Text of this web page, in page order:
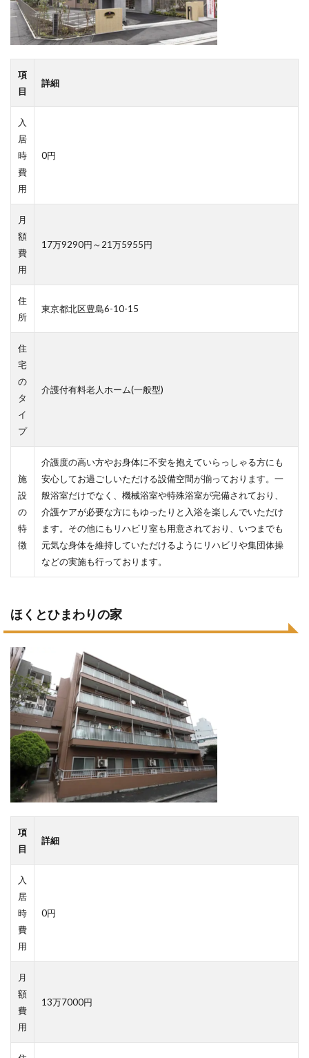
項
目
詳細
入
居
時
費
用
0円
月
額
費
用
17万9290円～21万5955円
住
所
東京都北区豊島6-10-15
住
宅
の
タ
イ
プ
介護付有料老人ホーム(一般型)
施
設
の
特
徴
介護度の高い方やお身体に不安を抱えていらっしゃる方にも
安心してお過ごしいただける設備空間が揃っております。一
般浴室だけでなく、機械浴室や特殊浴室が完備されており、
介護ケアが必要な方にもゆったりと入浴を楽しんでいただけ
ます。その他にもリハビリ室も用意されており、いつまでも
元気な身体を維持していただけるようにリハビリや集団体操
などの実施も行っております。
ほくとひまわりの家
項
目
詳細
入
居
時
費
用
0円
月
額
費
用
13万7000円